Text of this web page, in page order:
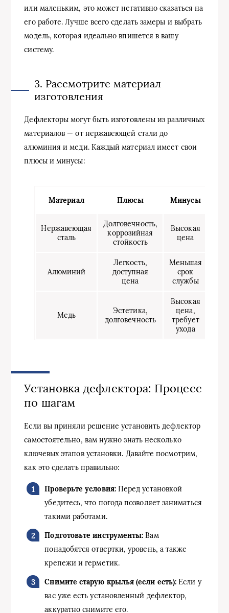
или маленьким, это может негативно сказаться на
его работе. Лучше всего сделать замеры и выбрать
модель, которая идеально впишется в вашу
систему.
3. Рассмотрите материал
изготовления
Дефлекторы могут быть изготовлены из различных
материалов — от нержавеющей стали до
алюминия и меди. Каждый материал имеет свои
плюсы и минусы:
Материал Плюсы Минусы
Нержавеющая
сталь
Долговечность,
коррозийная
стойкость
Высокая
цена
Алюминий
Легкость,
доступная
цена
Меньшая
срок
службы
Медь
Эстетика,
долговечность
Высокая
цена,
требует
ухода
Установка дефлектора: Процесс
по шагам
Если вы приняли решение установить дефлектор
самостоятельно, вам нужно знать несколько
ключевых этапов установки. Давайте посмотрим,
как это сделать правильно:
Проверьте условия:Перед установкой
убедитесь, что погода позволяет заниматься
такими работами.
Подготовьте инструменты: Вам
понадобятся отвертки, уровень, а также
крепежи и герметик.
Снимите старую крылья (если есть): Если у
вас уже есть установленный дефлектор,
аккуратно снимите его.